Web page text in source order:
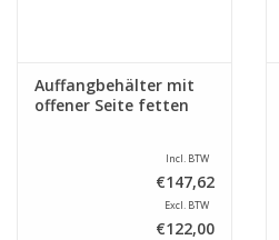
Auffangbehälter mit
offener Seite fetten
Incl. BTW
€147,62
Excl. BTW
€122,00